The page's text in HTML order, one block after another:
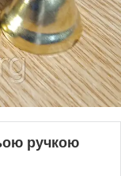
ручкою